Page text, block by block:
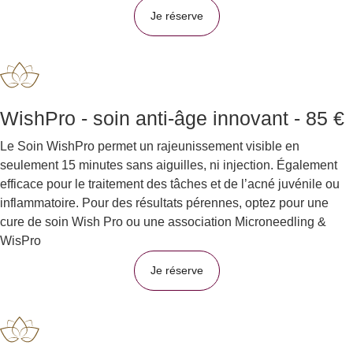
Je réserve
WishPro - soin anti-âge innovant - 85 €
Le Soin WishPro permet un rajeunissement visible en
seulement 15 minutes sans aiguilles, ni injection. Également
efficace pour le traitement des tâches et de l’acné juvénile ou
inflammatoire. Pour des résultats pérennes, optez pour une
cure de soin Wish Pro ou une association Microneedling &
WisPro
Je réserve